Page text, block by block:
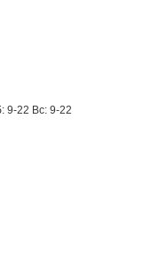
9-22 Вс: 9-22